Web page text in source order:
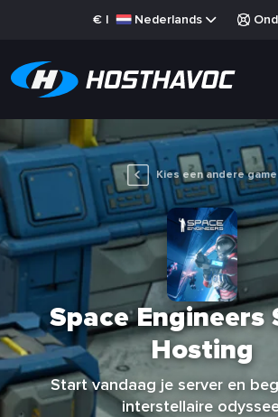
€ | Nederlands
Kies een andere game
Space Engineers
Hosting
Start vandaag je server en
interstellaire